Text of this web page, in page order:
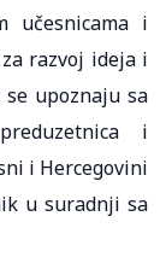
učesnicama i
razvoj ideja i
upoznaju sa
i
i Hercegovini
u suradnji sa